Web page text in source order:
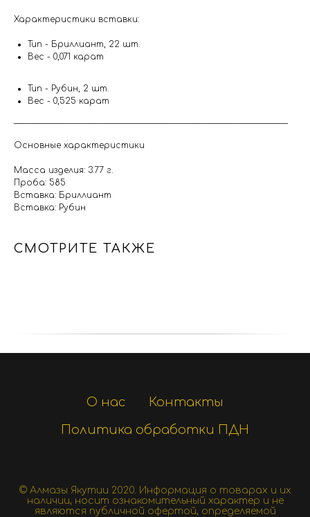
Характеристики вставки:
Тип - Бриллиант, 22 шт.
Вес - 0,071 карат
Тип - Рубин, 2 шт.
Вес - 0,525 карат
Основные характеристики
Масса изделия: 3.77 г.
Проба: 585
Вставка: Бриллиант
Вставка: Рубин
СМОТРИТЕ ТАКЖЕ
О нас
Контакты
Политика обработки ПДН
© Алмазы Якутии 2020. Информация о товарах и их
наличии, носит ознакомительный характер и не
являются публичной офертой, определяемой